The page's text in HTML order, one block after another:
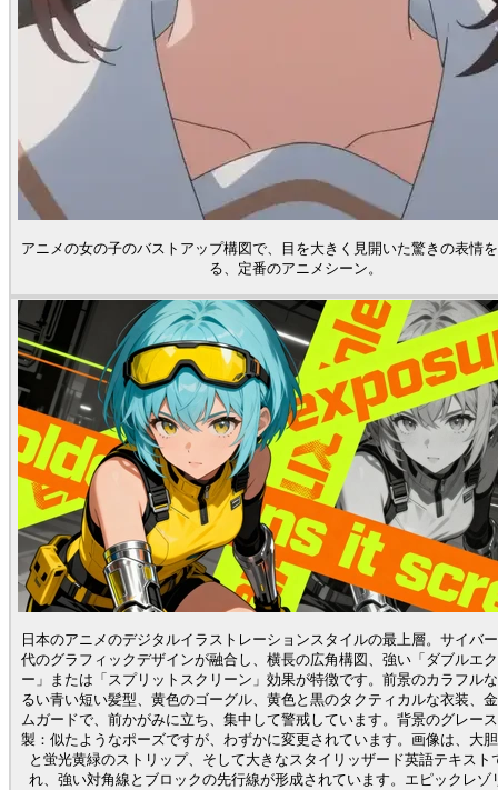
アニメの女の子のバストアップ構図で、目を大きく見開いた驚きの表情
る、定番のアニメシーン。
日本のアニメのデジタルイラストレーションスタイルの最上層。サイバ
代のグラフィックデザインが融合し、横長の広角構図、強い「ダブルエ
ー」または「スプリットスクリーン」効果が特徴です。前景のカラフル
るい青い短い髪型、黄色のゴーグル、黄色と黒のタクティカルな衣装、
ムガードで、前かがみに立ち、集中して警戒しています。背景のグレー
製：似たようなポーズですが、わずかに変更されています。画像は、大
と蛍光黄緑のストリップ、そして大きなスタイリッザード英語テキスト
れ、強い対角線とブロックの先行線が形成されています。エピックレゾ